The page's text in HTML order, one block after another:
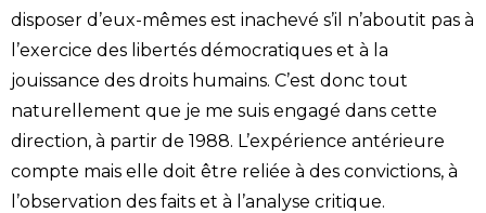
disposer d’eux-mêmes est inachevé s’il n’aboutit pas à
l’exercice des libertés démocratiques et à la
jouissance des droits humains. C’est donc tout
naturellement que je me suis engagé dans cette
direction, à partir de 1988. L’expérience antérieure
compte mais elle doit être reliée à des convictions, à
l’observation des faits et à l’analyse critique.